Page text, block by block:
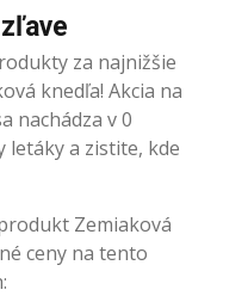
za najnižšie
knedľa! Akcia na
nachádza v 0
letáky a zistite, kde
Zemiaková
ceny na tento